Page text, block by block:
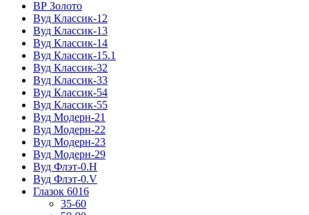
ВР Золото
Вуд Классик-12
Вуд Классик-13
Вуд Классик-14
Вуд Классик-15.1
Вуд Классик-32
Вуд Классик-33
Вуд Классик-54
Вуд Классик-55
Вуд Модерн-21
Вуд Модерн-22
Вуд Модерн-23
Вуд Модерн-29
Вуд Флэт-0.H
Вуд Флэт-0.V
Глазок 6016
35-60